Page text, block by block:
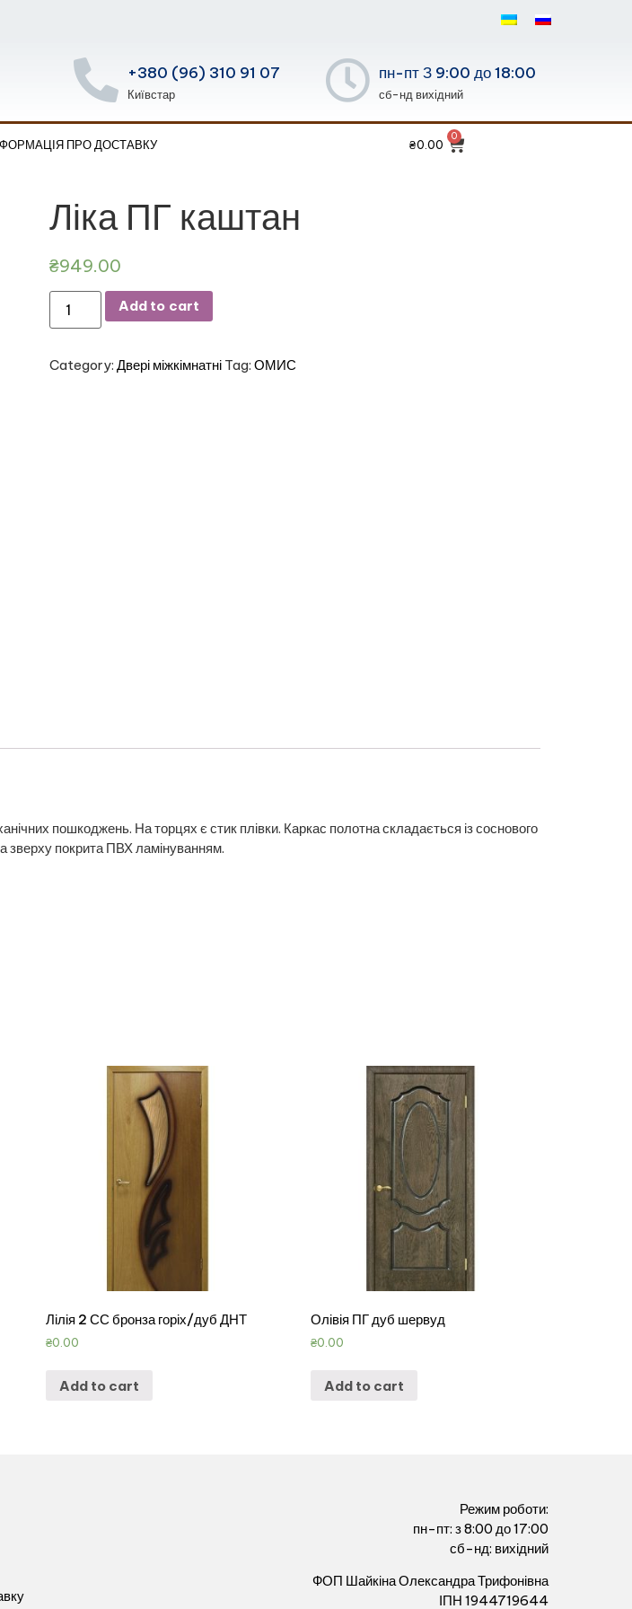
+380 (96) 310 91 07
Київстар
пн-пт З 9:00 до 18:00
сб-нд вихідний
ПРО ДОСТАВКУ ₴0.00
Ліка ПГ каштан
₴949.00
Add to cart
Category: Двері міжкімнатні Tag: ОМИС
пошкоджень. На торцях є стик плівки. Каркас полотна складається із соснового
зверху покрита ПВХ ламінуванням.
Лілія 2 СС бронза горіх/дуб ДНТ
₴0.00
Add to cart
Олівія ПГ дуб шервуд
₴0.00
Add to cart
Режим роботи:
пн-пт: з 8:00 до 17:00
сб-нд: вихідний
ФОП Шайкіна Олександра Трифонівна
ІПН 1944719644